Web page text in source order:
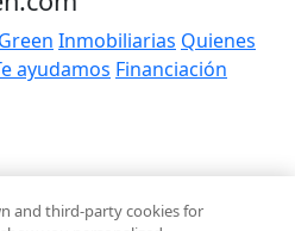
Inmobiliarias Quienes
ayudamos Financiación
and third-party cookies for